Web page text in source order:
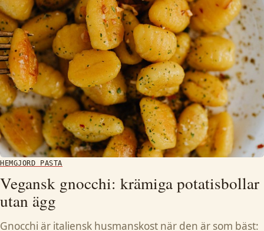
HEMGJORD PASTA
Vegansk gnocchi: krämiga potatisbollar
utan ägg
Gnocchi är italiensk husmanskost när den är som bäst: